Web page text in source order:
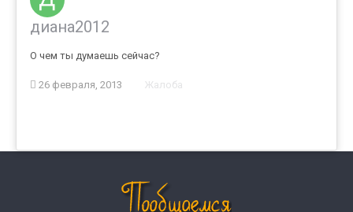
диана2012
О чем ты думаешь сейчас?
26 февраля, 2013 Жалоба